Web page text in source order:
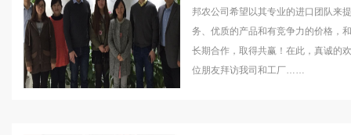
邦农公司希望以其专业的进口团队来
务、优质的产品和有竞争力的价格，
长期合作，取得共赢！在此，真诚的
位朋友拜访我司和工厂……